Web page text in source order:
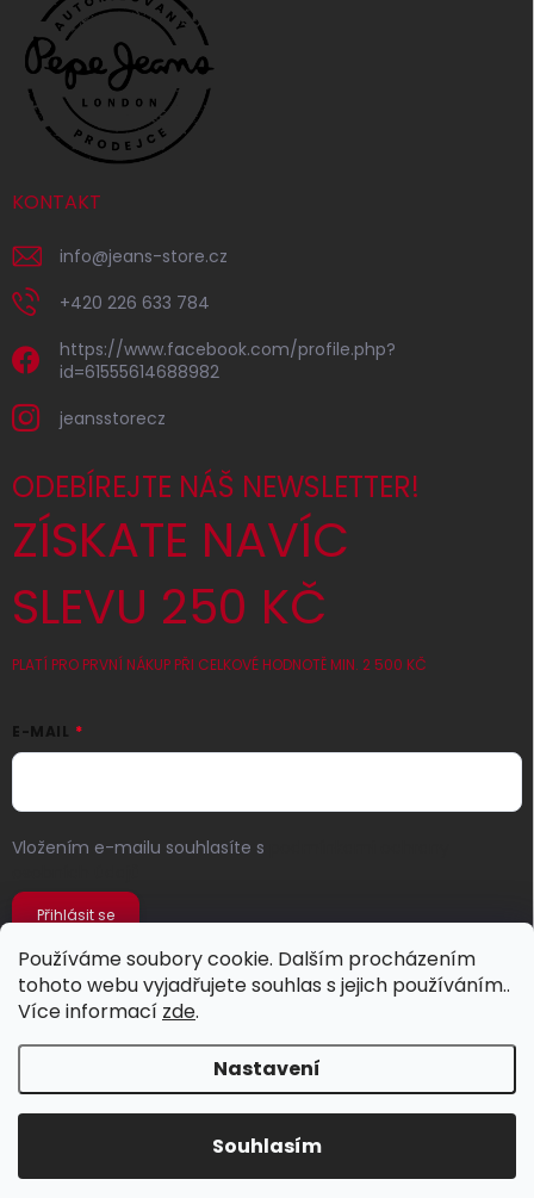
Používáme soubory cookie. Dalším procházením
tohoto webu vyjadřujete souhlas s jejich používáním..
Více informací zde.
Nastavení
Souhlasím
KONTAKT
info@jeans-store.cz
+420 226 633 784
https://www.facebook.com/profile.php?
id=61555614688982
jeansstorecz
ODEBÍREJTE NÁŠ NEWSLETTER!
ZÍSKATE NAVÍC
SLEVU 250 KČ
PLATÍ PRO PRVNÍ NÁKUP PŘI CELKOVÉ HODNOTĚ MIN. 2 500 KČ
E-MAIL
Vložením e-mailu souhlasíte s
Přihlásit se
Jeans Store. Všechna práva vyhrazena.